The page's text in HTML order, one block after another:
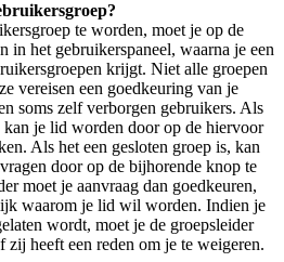
te worden, moet je op de
het gebruikerspaneel, waarna je een
krijgt. Niet alle groepen
vereisen een goedkeuring van je
soms zelf verborgen gebruikers. Als
kan je lid worden door op de hiervoor
Als het een gesloten groep is, kan
door op de bijhorende knop te
moet je aanvraag dan goedkeuren,
waarom je lid wil worden. Indien je
wordt, moet je de groepsleider
heeft een reden om je te weigeren.